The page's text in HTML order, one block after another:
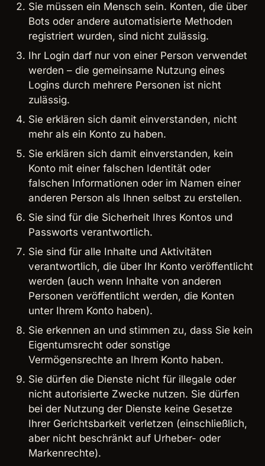
Sie müssen ein Mensch sein. Konten, die über
Bots oder andere automatisierte Methoden
registriert wurden, sind nicht zulässig.
Ihr Login darf nur von einer Person verwendet
werden – die gemeinsame Nutzung eines
Logins durch mehrere Personen ist nicht
zulässig.
Sie erklären sich damit einverstanden, nicht
mehr als ein Konto zu haben.
Sie erklären sich damit einverstanden, kein
Konto mit einer falschen Identität oder
falschen Informationen oder im Namen einer
anderen Person als Ihnen selbst zu erstellen.
Sie sind für die Sicherheit Ihres Kontos und
Passworts verantwortlich.
Sie sind für alle Inhalte und Aktivitäten
verantwortlich, die über Ihr Konto veröffentlicht
werden (auch wenn Inhalte von anderen
Personen veröffentlicht werden, die Konten
unter Ihrem Konto haben).
Sie erkennen an und stimmen zu, dass Sie kein
Eigentumsrecht oder sonstige
Vermögensrechte an Ihrem Konto haben.
Sie dürfen die Dienste nicht für illegale oder
nicht autorisierte Zwecke nutzen. Sie dürfen
bei der Nutzung der Dienste keine Gesetze
Ihrer Gerichtsbarkeit verletzen (einschließlich,
aber nicht beschränkt auf Urheber- oder
Markenrechte).